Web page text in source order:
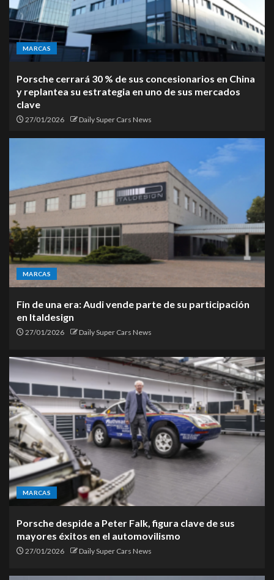
MARCAS
Porsche cerrará 30 % de sus concesionarios en China
y replantea su estrategia en uno de sus mercados
clave
27/01/2026 Daily Super Cars News
MARCAS
Fin de una era: Audi vende parte de su participación
en Italdesign
27/01/2026 Daily Super Cars News
MARCAS
Porsche despide a Peter Falk, figura clave de sus
mayores éxitos en el automovilismo
27/01/2026 Daily Super Cars News